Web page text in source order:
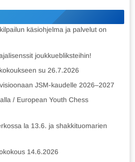
käsiohjelma ja palvelut on
joukkuebliksteihin!
su 26.7.2026
JSM-kaudelle 2026–2027
/ European Youth Chess
la 13.6. ja shakkituomarien
14.6.2026